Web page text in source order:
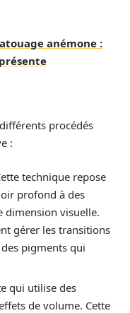
anémone :
procédés
:
technique repose
profond à des
dimension visuelle.
gérer les transitions
pigments qui
qui utilise des
de volume. Cette